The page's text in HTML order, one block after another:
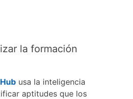
la formación
usa la inteligencia
aptitudes que los